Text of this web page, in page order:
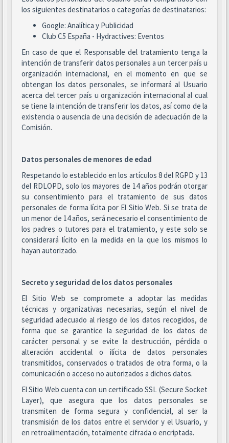
los siguientes destinatarios o categorías de destinatarios:
Google: Analítica y Publicidad
Club C5 España - Hydractives: Eventos
En caso de que el Responsable del tratamiento tenga la
intención de transferir datos personales a un tercer país u
organización internacional, en el momento en que se
obtengan los datos personales, se informará al Usuario
acerca del tercer país u organización internacional al cual
se tiene la intención de transferir los datos, así como de la
existencia o ausencia de una decisión de adecuación de la
Comisión.
Datos personales de menores de edad
Respetando lo establecido en los artículos 8 del RGPD y 13
del RDLOPD, solo los mayores de 14 años podrán otorgar
su consentimiento para el tratamiento de sus datos
personales de forma lícita por El Sitio Web. Si se trata de
un menor de 14 años, será necesario el consentimiento de
los padres o tutores para el tratamiento, y este solo se
considerará lícito en la medida en la que los mismos lo
hayan autorizado.
Secreto y seguridad de los datos personales
El Sitio Web se compromete a adoptar las medidas
técnicas y organizativas necesarias, según el nivel de
seguridad adecuado al riesgo de los datos recogidos, de
forma que se garantice la seguridad de los datos de
carácter personal y se evite la destrucción, pérdida o
alteración accidental o ilícita de datos personales
transmitidos, conservados o tratados de otra forma, o la
comunicación o acceso no autorizados a dichos datos.
El Sitio Web cuenta con un certificado SSL (Secure Socket
Layer), que asegura que los datos personales se
transmiten de forma segura y confidencial, al ser la
transmisión de los datos entre el servidor y el Usuario, y
en retroalimentación, totalmente cifrada o encriptada.